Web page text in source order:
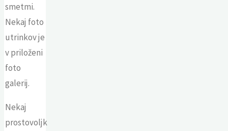
smetmi.
Nekaj foto
utrinkov je
v priloženi
foto
galerij.
Nekaj
prostovoljk